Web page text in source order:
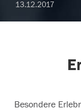
13.12.2017
Besondere